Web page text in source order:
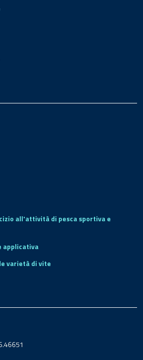
all'attività di pesca sportiva e
applicativa
varietà di vite